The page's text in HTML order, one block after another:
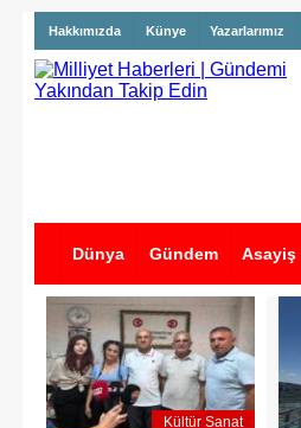
Hakkımızda Künye Yazarlarımız
Dünya Gündem Asayiş
İş İlanları
Kültür Sanat